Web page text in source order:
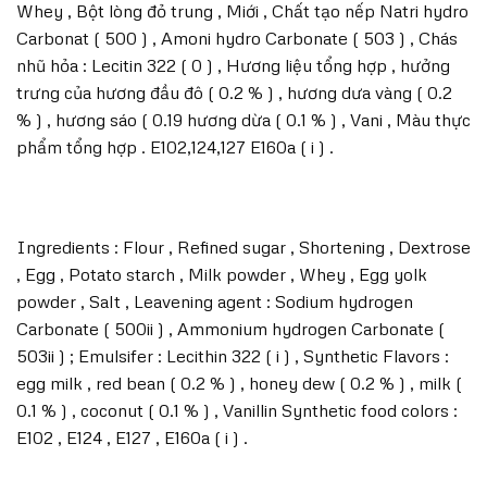
Whey , Bột lòng đỏ trung , Miới , Chất tạo nếp Natri hydro
Carbonat ( 500 ) , Amoni hydro Carbonate ( 503 ) , Chás
nhũ hỏa : Lecitin 322 ( 0 ) , Hương liệu tổng hợp , hưởng
trưng của hương đầu đô ( 0.2 % ) , hương dưa vàng ( 0.2
% ) , hương sáo ( 0.19 hương dừa ( 0.1 % ) , Vani , Màu thực
phẩm tổng hợp . E102,124,127 E160a ( i ) .
Ingredients : Flour , Refined sugar , Shortening , Dextrose
, Egg , Potato starch , Milk powder , Whey , Egg yolk
powder , Salt , Leavening agent : Sodium hydrogen
Carbonate ( 500ii ) , Ammonium hydrogen Carbonate (
503ii ) ; Emulsifer : Lecithin 322 ( i ) , Synthetic Flavors :
egg milk , red bean ( 0.2 % ) , honey dew ( 0.2 % ) , milk (
0.1 % ) , coconut ( 0.1 % ) , Vanillin Synthetic food colors :
E102 , E124 , E127 , E160a ( i ) .